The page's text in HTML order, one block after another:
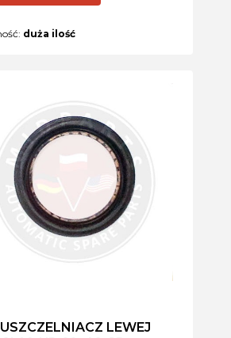
duża ilość
LEWEJ